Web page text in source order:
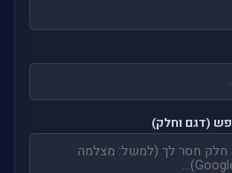
(דגם וחלק)